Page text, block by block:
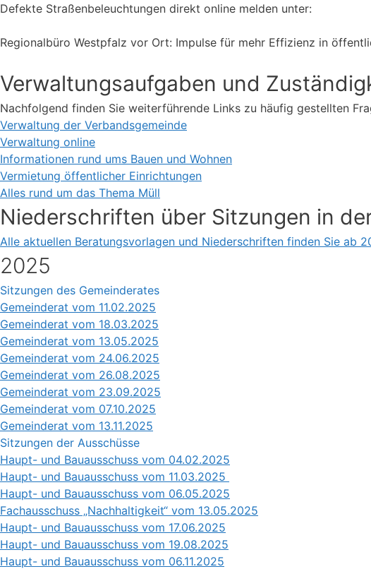
Defekte Straßenbeleuchtungen direkt online melden unter:
Regionalbüro Westpfalz vor Ort: Impulse für mehr Effizienz in
Verwaltungsaufgaben und
Nachfolgend finden Sie weiterführende Links zu häufig gestellten
Verwaltung der Verbandsgemeinde
Verwaltung online
Informationen rund ums Bauen und Wohnen
Vermietung öffentlicher Einrichtungen
Alles rund um das Thema Müll
Niederschriften über Sitzungen in
Alle aktuellen Beratungsvorlagen und Niederschriften finden Sie ab
2025
Sitzungen des Gemeinderates
Gemeinderat vom 11.02.2025
Gemeinderat vom 18.03.2025
Gemeinderat vom 13.05.2025
Gemeinderat vom 24.06.2025
Gemeinderat vom 26.08.2025
Gemeinderat vom 23.09.2025
Gemeinderat vom 07.10.2025
Gemeinderat vom 13.11.2025
Sitzungen der Ausschüsse
Haupt- und Bauausschuss vom 04.02.2025
Haupt- und Bauausschuss vom 11.03.2025
Haupt- und Bauausschuss vom 06.05.2025
Fachausschuss „Nachhaltigkeit“ vom 13.05.2025
Haupt- und Bauausschuss vom 17.06.2025
Haupt- und Bauausschuss vom 19.08.2025
Haupt- und Bauausschuss vom 06.11.2025